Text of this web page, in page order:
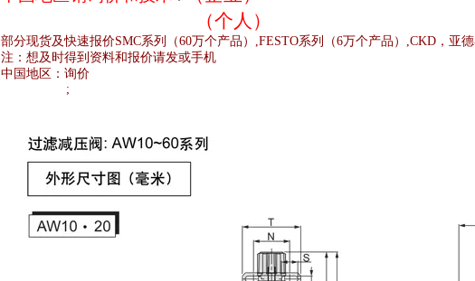
（个人）
部分现货及快速报价SMC系列（60万个产品） ,FESTO系列（6万个产品） ,CKD ，亚
注：想及时得到资料和报价请发或手机
中国地区： 询价
;